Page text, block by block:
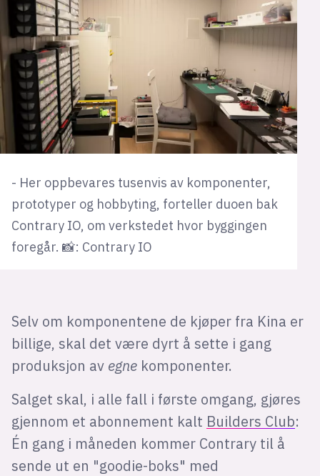
- Her oppbevares tusenvis av komponenter,
prototyper og hobbyting, forteller duoen bak
Contrary IO, om verkstedet hvor byggingen
foregår. 📸: Contrary IO
Selv om komponentene de kjøper fra Kina er
billige, skal det være dyrt å sette i gang
produksjon av egnekomponenter.
Salget skal, i alle fall i første omgang, gjøres
gjennom et abonnement kalt Builders Club:
Én gang i måneden kommer Contrary til å
sende ut en "goodie-boks" med